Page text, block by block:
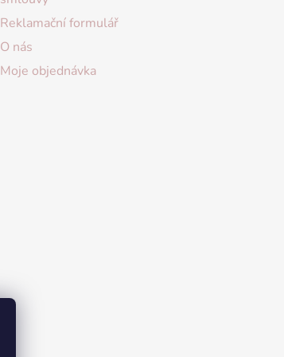
Reklamační formulář
O nás
Moje objednávka